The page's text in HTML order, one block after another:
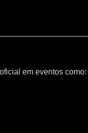
em eventos como: